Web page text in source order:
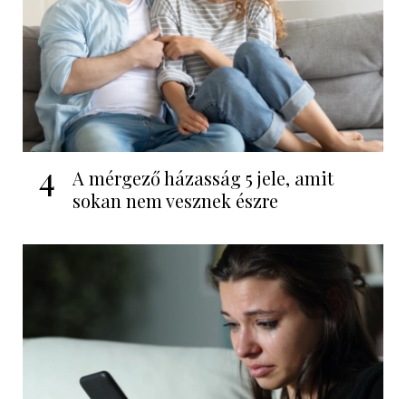
4
A mérgező házasság 5 jele, amit
sokan nem vesznek észre